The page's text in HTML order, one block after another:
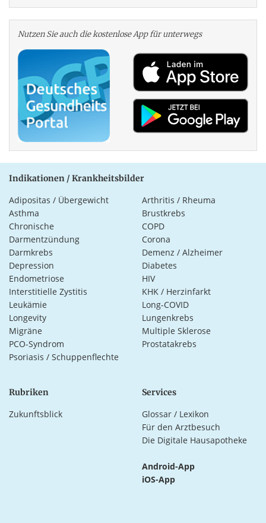
Nutzen Sie auch die kosten­lose App für unterwegs
Indikationen / Krankheitsbilder
Adipositas / Übergewicht
Arthritis / Rheuma
Asthma
Brustkrebs
Chronische
Darmentzündung
COPD
Corona
Darmkrebs
Demenz / Alzheimer
Depression
Diabetes
Endometriose
HIV
Interstitielle Zystitis
KHK / Herzinfarkt
Leukämie
Long-COVID
Longevity
Lungenkrebs
Migräne
Multiple Sklerose
PCO-Syndrom
Prostatakrebs
Psoriasis / Schuppenflechte
Rubriken
Zukunftsblick
Services
Glossar / Lexikon
Für den Arztbesuch
Die Digitale Hausapotheke
Android-App
iOS-App